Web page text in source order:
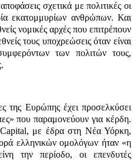
σχετικά με πολιτικές οι
εκατομμυρίων ανθρώπων. Και
νομικές αρχές που επιτρέπουν
τους υποχρεώσεις όταν είναι
των πολιτών τους,
της Ευρώπης έχει προσελκύσει
που παραμονεύουν για κέρδη.
με έδρα στη Νέα Υόρκη,
ελληνικών ομολόγων ήταν «η
την περίοδο, οι επενδυτές